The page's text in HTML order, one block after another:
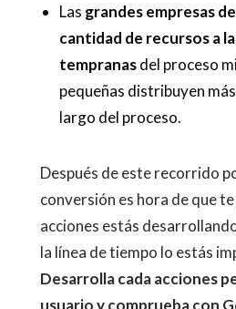
Las grandes empresas
cantidad de recursos a
tempranasdel proceso
pequeñas distribuyen
largo del proceso.
Después de este recorrido
conversión es hora de que
acciones estás
la línea de tiempo lo estás
Desarrolla cada acciones
usuario y comprueba con